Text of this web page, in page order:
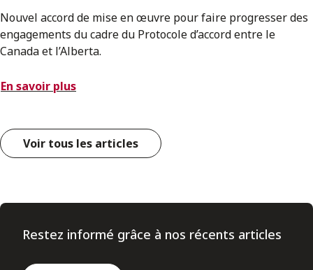
Nouvel accord de mise en œuvre pour faire progresser des
engagements du cadre du Protocole d’accord entre le
Canada et l’Alberta.
En savoir plus
Voir tous les articles
Restez informé grâce à nos récents articles